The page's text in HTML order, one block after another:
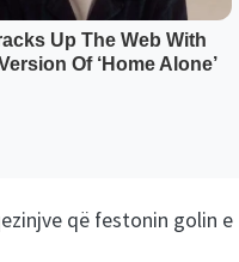
që festonin golin e